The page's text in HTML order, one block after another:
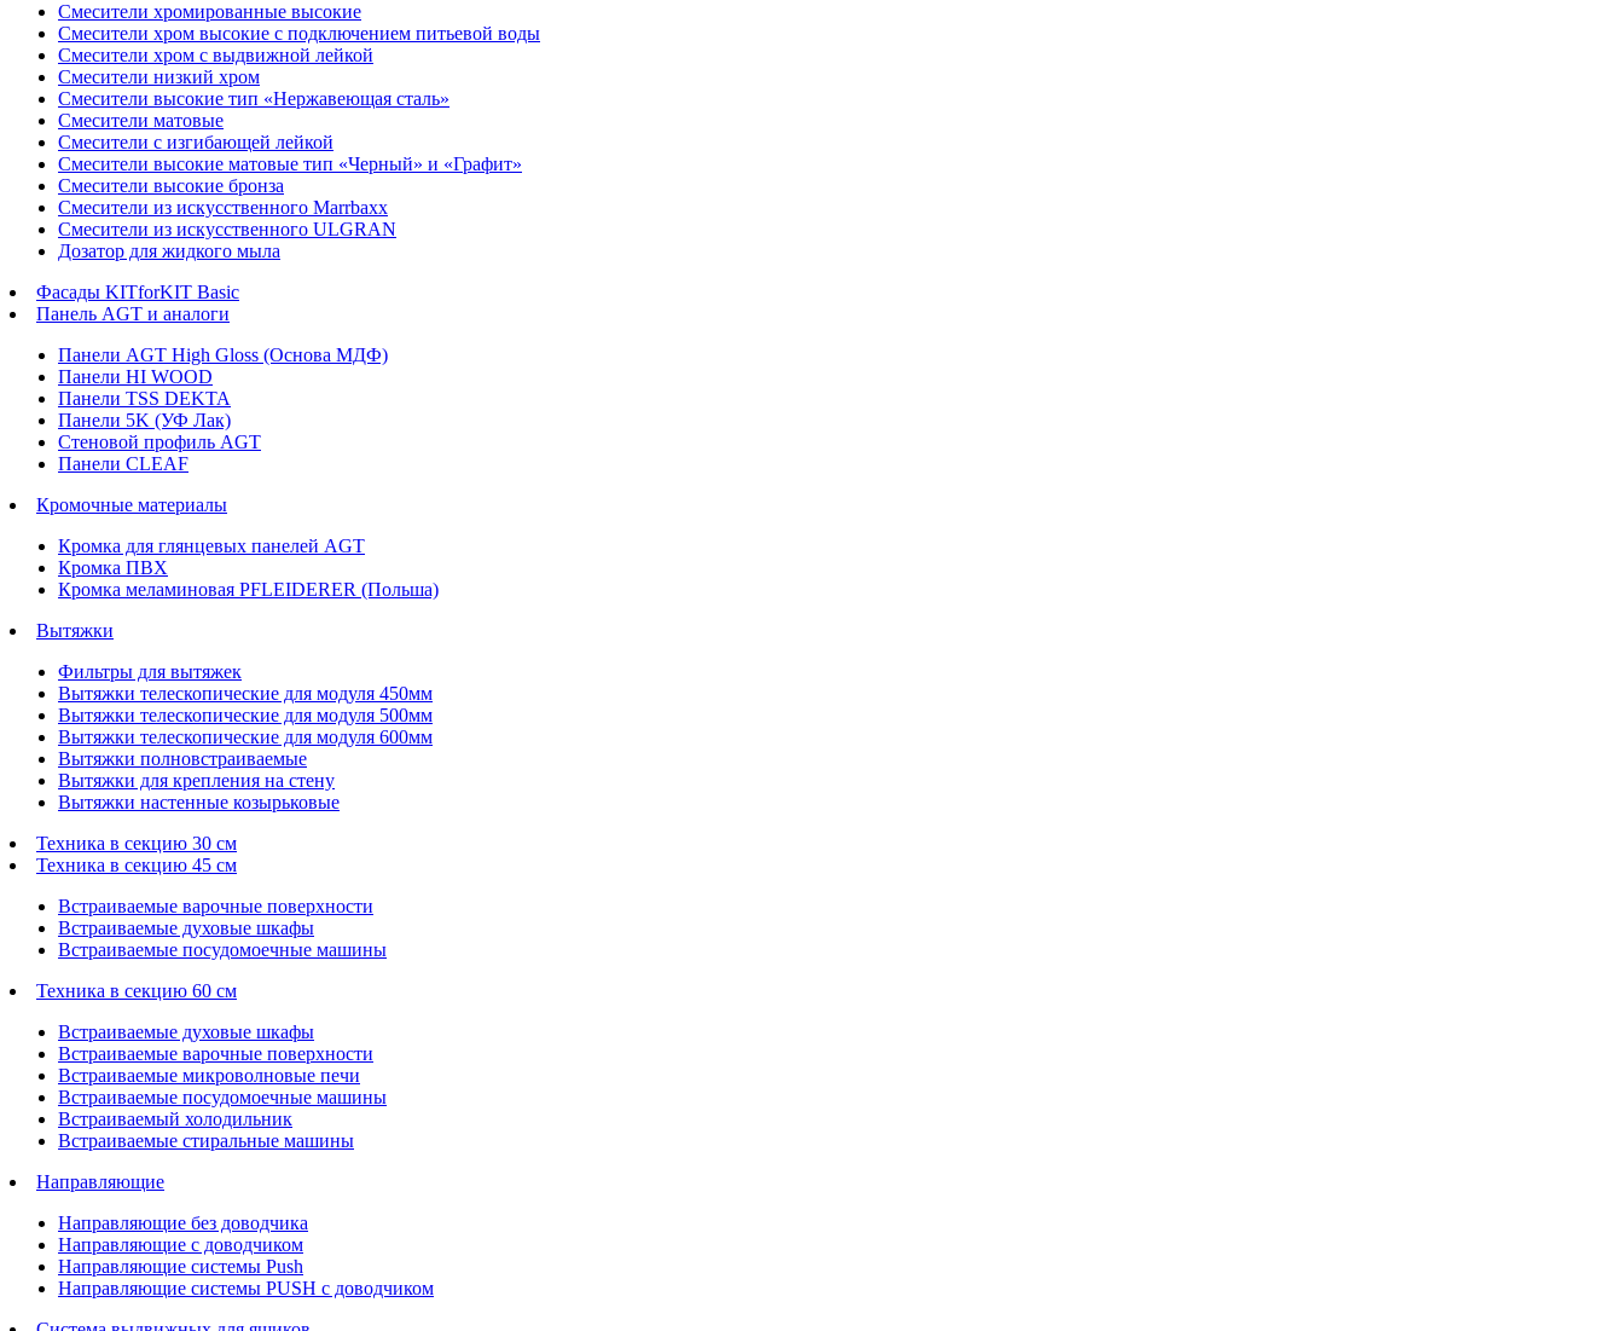
Смесители хромированные высокие
Смесители хром высокие с подключением питьевой воды
Смесители хром с выдвижной лейкой
Смесители низкий хром
Смесители высокие тип «Нержавеющая сталь»
Смесители матовые
Смесители с изгибающей лейкой
Смесители высокие матовые тип «Черный» и «Графит»
Смесители высокие бронза
Смесители из искусственного Marrbaxx
Смесители из искусственного ULGRAN
Дозатор для жидкого мыла
Фасады KITforKIT Basic
Панель AGT и аналоги
Панели AGT High Gloss (Основа МДФ)
Панели HI WOOD
Панели TSS DEKTA
Панели 5K (УФ Лак)
Стеновой профиль AGT
Панели CLEAF
Кромочные материалы
Кромка для глянцевых панелей AGT
Кромка ПВХ
Кромка меламиновая PFLEIDERER (Польша)
Вытяжки
Фильтры для вытяжек
Вытяжки телескопические для модуля 450мм
Вытяжки телескопические для модуля 500мм
Вытяжки телескопические для модуля 600мм
Вытяжки полновстраиваемые
Вытяжки для крепления на стену
Вытяжки настенные козырьковые
Техника в секцию 30 см
Техника в секцию 45 см
Встраиваемые варочные поверхности
Встраиваемые духовые шкафы
Встраиваемые посудомоечные машины
Техника в секцию 60 см
Встраиваемые духовые шкафы
Встраиваемые варочные поверхности
Встраиваемые микроволновые печи
Встраиваемые посудомоечные машины
Встраиваемый холодильник
Встраиваемые стиральные машины
Направляющие
Направляющие без доводчика
Направляющие с доводчиком
Направляющие системы Push
Направляющие системы PUSH с доводчиком